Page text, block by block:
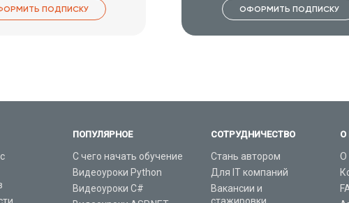
ПОДПИСКУ ОФОРМИТЬ ПОДПИСКУ
ПОПУЛЯРНОЕ
С чего начать обучение
Видеоуроки Python
Видеоуроки C#
СОТРУДНИЧЕСТВО
Стань автором
Для IT компаний
Вакансии и
стажировки
О
О